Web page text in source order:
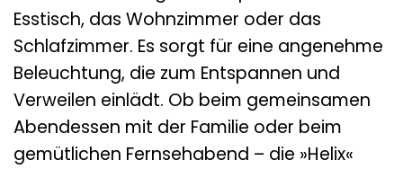
Esstisch, das Wohnzimmer oder das
Schlafzimmer. Es sorgt für eine angenehme
Beleuchtung, die zum Entspannen und
Verweilen einlädt. Ob beim gemeinsamen
Abendessen mit der Familie oder beim
gemütlichen Fernsehabend – die »Helix«